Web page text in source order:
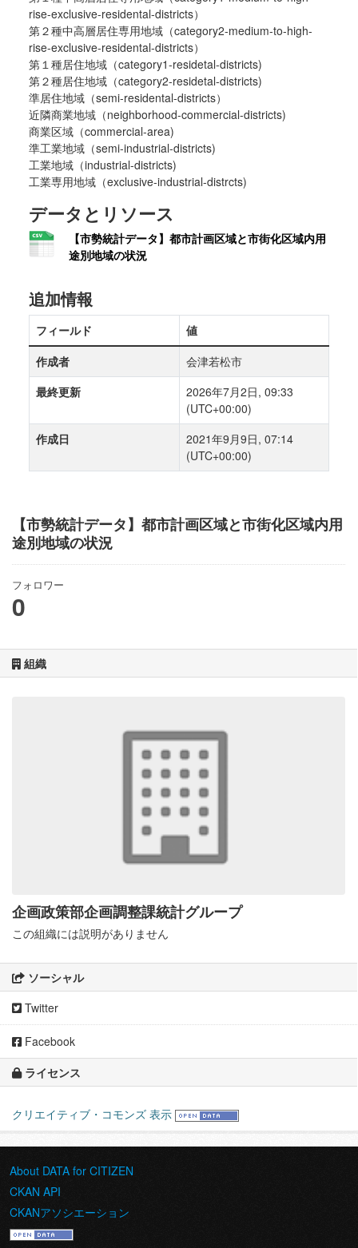
【市勢統計データ】都市計画区域と市街化区域内用
途別地域の状況
フォロワー
0
組織
企画政策部企画調整課統計グループ
この組織には説明がありません
ソーシャル
Twitter
Facebook
ライセンス
クリエイティブ・コモンズ 表示
rise-exclusive-residental-districts）
第２種中高層居住専用地域（category2-medium-to-high-
rise-exclusive-residental-districts）
第１種居住地域（category1-residetal-districts)
第２種居住地域（category2-residetal-districts)
準居住地域（semi-residental-districts）
近隣商業地域（neighborhood-commercial-districts)
商業区域（commercial-area)
準工業地域（semi-industrial-districts)
工業地域（industrial-districts)
工業専用地域（exclusive-industrial-distrcts)
データとリソース
【市勢統計データ】都市計画区域と市街化区域内用
途別地域の状況
追加情報
フィールド
値
作成者
会津若松市
最終更新
2026年7月2日, 09:33
(UTC+00:00)
作成日
2021年9月9日, 07:14
(UTC+00:00)
About DATA for CITIZEN
CKAN API
CKANアソシエーション